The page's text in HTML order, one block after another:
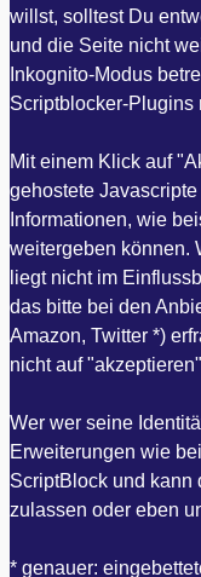
willst, solltest Du
und die Seite nicht
Inkognito-Modus
Scriptblocker-Plugins
Mit einem Klick auf
gehostete
Informationen, wie
weitergeben können.
liegt nicht im
das bitte bei den
Amazon, Twitter *)
nicht auf
Wer wer seine
Erweiterungen wie
ScriptBlock und kann
zulassen oder eben
* genauer: